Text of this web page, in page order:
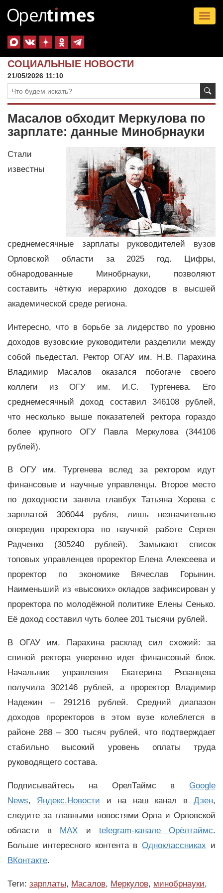
СОЦИАЛЬНЫЕ НОВОСТИ
21/05/2026 11:10
Масалов обходит Меркулова по
зарплате: данные Минобрнауки
Стали
известны
среднемесячные зарплаты руководителей вузов
Орловской области за 2025 год. Цифры,
обнародованные Минобрнауки, позволяют
составить чёткую иерархию доходов в высшей
академической среде региона.
Интересно, что в борьбе за лидерство по уровню
доходов вузовские руководители разделили между
собой пьедестал. Ректор ОГАУ им. Н.В. Парахина
Владимир Масалов оказался побогаче своего
коллеги из ОГУ им. И.С. Тургенева. Его
среднемесячный доход составил 346108 рублей,
что несколько выше показателей ректора гораздо
более крупного ОГУ Павла Меркулова (344106
рублей).
В ОГУ им. Тургенева вслед за ректором идут
финансовые и научные управленцы. Второе место
по доходности заняла главбух Татьяна Хорева с
зарплатой 306044 рубля, лишь незначительно
опередив проректора по научной работе Сергея
Радченко (305240 рублей). Замыкают список
топовых управленцев проректор Елена Алексеева и
проректор по экономике Вячеслав Горынин.
Наименьший из «высоких» окладов зафиксирован у
проректора по молодёжной политике Елены Сенько.
Её доход составил чуть более 201 тысячи рублей.
В ОГАУ им. Парахина расклад сил схожий: за
спиной ректора уверенно идет финансовый блок.
Начальник управления Екатерина Рязанцева
получила 302146 рублей, а проректор Владимир
Надежин – 291216 рублей. Средний диапазон
доходов проректоров в этом вузе колеблется в
районе 288 – 300 тысяч рублей, что подтверждает
стабильно высокий уровень оплаты труда
руководящего состава.
Подписывайтесь на ОрелТаймс в Google
News, Яндекс.Новости и на наш канал вДзен,
следите за главными новостями Орла и Орловской
области в MAX и telegram-канале Орёлтаймс.
Больше интересного контента вОдноклассниках и
ВКонтакте.
Теги: зарплаты, Масалов, Меркулов, минобрнауки,